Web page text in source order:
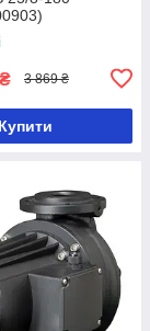
₴ 3 869 ₴
Купити